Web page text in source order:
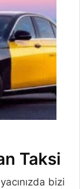
Taksi
bizi